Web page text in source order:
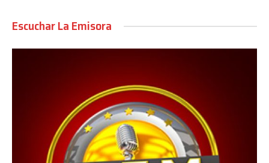
Escuchar La Emisora